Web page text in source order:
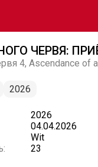
ЧЕРВЯ:
4, Ascendance of
2026
2026
04.04.2026
Wit
23